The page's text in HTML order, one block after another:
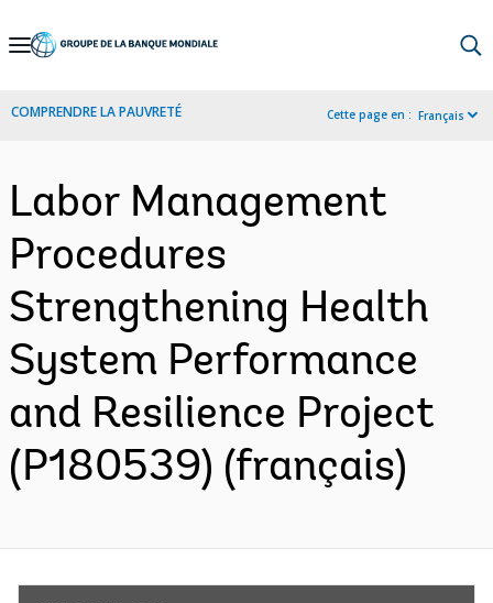
Skip
Navigation
COMPRENDRE LA PAUVRETÉ Cette page en : Français
Labor Management
Procedures
Strengthening Health
System Performance
and Resilience Project
(P180539) (français)